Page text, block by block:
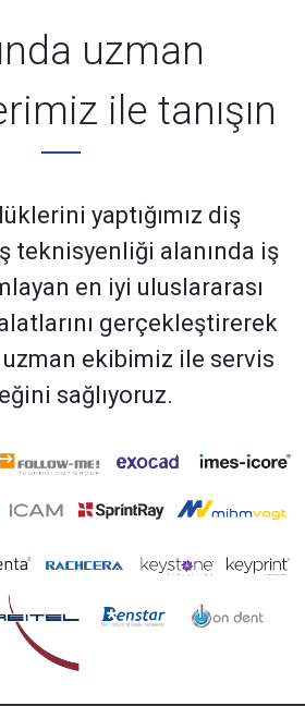
uzman
ile tanışın
yaptığımız diş
teknisyenliği alanında iş
en iyi uluslararası
gerçekleştirerek
uzman ekibimiz ile servis
sağlıyoruz.